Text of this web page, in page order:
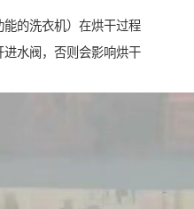
的洗衣机）在烘干过程
水阀，否则会影响烘干